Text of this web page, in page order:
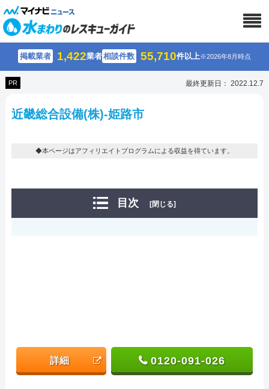
掲載業者 1,422業者相談件数 55,710件以上※2026年8月時点
PR 最終更新日： 2022.12.7
近畿総合設備(株)-姫路市
◆本ページはアフィリエイトプログラムによる収益を得ています。
目次 [閉じる]
詳細 0120-091-026